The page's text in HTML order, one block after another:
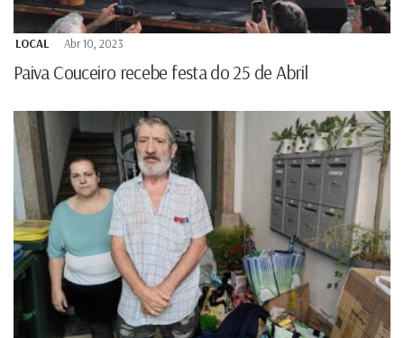
LOCAL Abr 10, 2023
Paiva Couceiro recebe festa do 25 de Abril